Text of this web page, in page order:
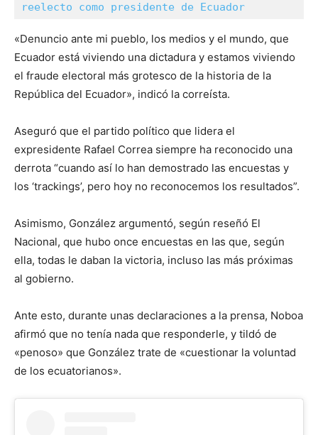
reelecto como presidente de Ecuador
«Denuncio ante mi pueblo, los medios y el mundo, que
Ecuador está viviendo una dictadura y estamos viviendo
el fraude electoral más grotesco de la historia de la
República del Ecuador», indicó la correísta.
Aseguró que el partido político que lidera el
expresidente Rafael Correa siempre ha reconocido una
derrota “cuando así lo han demostrado las encuestas y
los ‘trackings’, pero hoy no reconocemos los resultados”.
Asimismo, González argumentó, según reseñó El
Nacional, que hubo once encuestas en las que, según
ella, todas le daban la victoria, incluso las más próximas
al gobierno.
Ante esto, durante unas declaraciones a la prensa, Noboa
afirmó que no tenía nada que responderle, y tildó de
«penoso» que González trate de «cuestionar la voluntad
de los ecuatorianos».